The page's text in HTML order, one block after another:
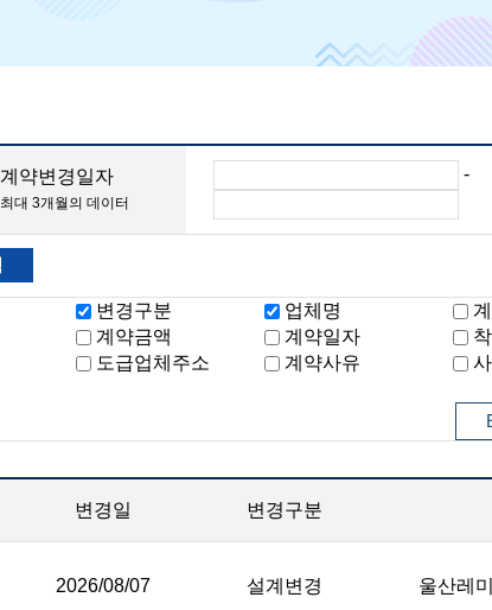
계약변경일자
최대 3개월의 데이터
-
변경구분 업체명
계약금액 계약일자
도급업체주소 계약사유
변경일 변경구분
2026/08/07 설계변경 울산레